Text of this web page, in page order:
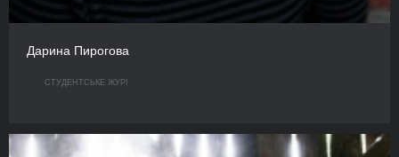
Дарина Пирогова
СТУДЕНТСЬКЕ ЖУРІ